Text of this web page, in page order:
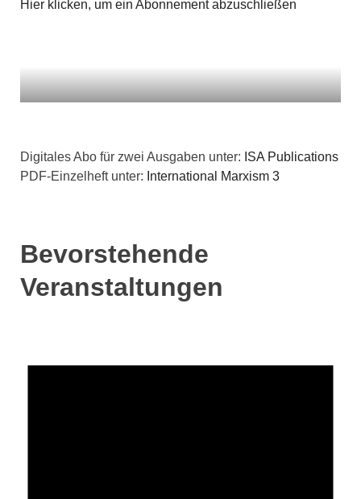
Hier klicken, um ein Abonnement abzuschließen
Digitales Abo für zwei Ausgaben unter: ISA Publications
PDF-Einzelheft unter: International Marxism 3
Bevorstehende
Veranstaltungen